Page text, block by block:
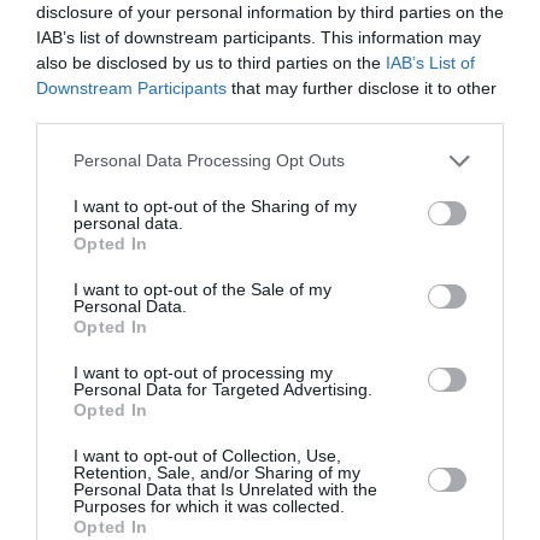
disclosure of your personal information by third parties on the
IAB’s list of downstream participants. This information may
also be disclosed by us to third parties on the IAB’s List of
Downstream Participants that may further disclose it to other
Personal Data Processing Opt Outs
I want to opt-out of the Sharing of my
personal data.
Opted In
I want to opt-out of the Sale of my
Personal Data.
Opted In
I want to opt-out of processing my
Personal Data for Targeted Advertising.
Opted In
I want to opt-out of Collection, Use,
Retention, Sale, and/or Sharing of my
Personal Data that Is Unrelated with the
Purposes for which it was collected.
Opted In
την Τέχνη και τον Πολιτισμό!
Σχετικά Άρθρα
Η μακρά λίστα με